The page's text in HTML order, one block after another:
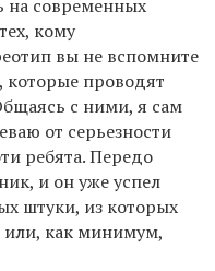
на современных
кому
вы не вспомните
которые проводят
с ними, я сам
от серьезности
ребята. Передо
и он уже успел
штуки, из которых
как минимум,